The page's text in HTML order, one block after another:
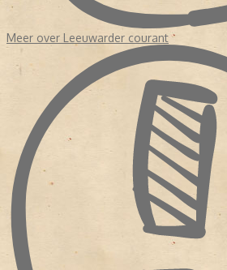
Meer over Leeuwarder courant